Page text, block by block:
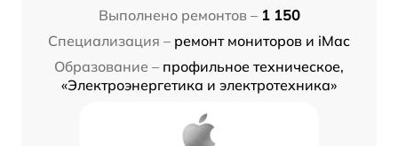
Выполнено ремонтов – 1 150
Специализация – ремонт мониторов и iMac
Образование – профильное техническое,
«Электроэнергетика и электротехника»